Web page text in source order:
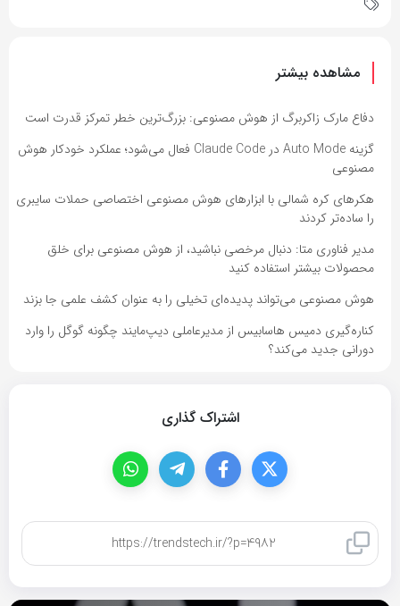
مشاهده بیشتر
دفاع مارک زاکربرگ از هوش مصنوعی: بزرگ‌ترین خطر تمرکز قدرت است
گزینه Auto Mode در Claude Code فعال می‌شود؛ عملکرد خودکار هوش
مصنوعی
هکرهای کره شمالی با ابزارهای هوش مصنوعی اختصاصی حملات سایبری
را ساده‌تر کردند
مدیر فناوری متا: دنبال مرخصی نباشید، از هوش مصنوعی برای خلق
محصولات بیشتر استفاده کنید
هوش مصنوعی می‌تواند پدیده‌ای تخیلی را به عنوان کشف علمی جا بزند
کناره‌گیری دمیس هاسابیس از مدیرعاملی دیپ‌مایند چگونه گوگل را وارد
دورانی جدید می‌کند؟
اشتراک گذاری